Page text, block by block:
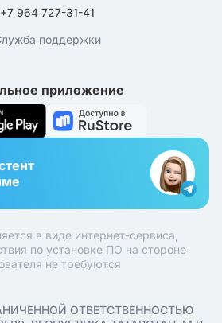
+7 964 727-31-41
поддержки
приложение
в виде интернет-сервиса,
по установке ПО на стороне
не требуются
ОТВЕТСТВЕННОСТЬЮ